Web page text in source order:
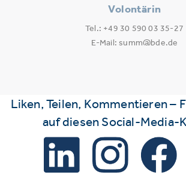
Volontärin
Tel.: +49 30 590 03 35-27
E-Mail: summ@bde.de
Liken, Teilen, Kommentieren –
auf diesen Social-Media-